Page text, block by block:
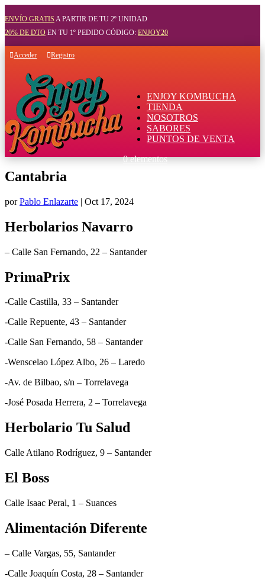
ENVÍO GRATIS A PARTIR DE TU 2º UNIDAD
20% DE DTO EN TU 1º PEDIDO CÓDIGO: ENJOY20
Acceder Registro
ENJOY KOMBUCHA
TIENDA
NOSOTROS
SABORES
PUNTOS DE VENTA
0 elementos
Cantabria
porPablo Enlazarte | Oct 17, 2024
Herbolarios Navarro
– Calle San Fernando, 22 – Santander
PrimaPrix
-Calle Castilla, 33 – Santander
-Calle Repuente, 43 – Santander
-Calle San Fernando, 58 – Santander
-Wenscelao López Albo, 26 – Laredo
-Av. de Bilbao, s/n – Torrelavega
-José Posada Herrera, 2 – Torrelavega
Herbolario Tu Salud
Calle Atilano Rodríguez, 9 – Santander
El Boss
Calle Isaac Peral, 1 – Suances
Alimentación Diferente
– Calle Vargas, 55, Santander
-Calle Joaquín Costa, 28 – Santander